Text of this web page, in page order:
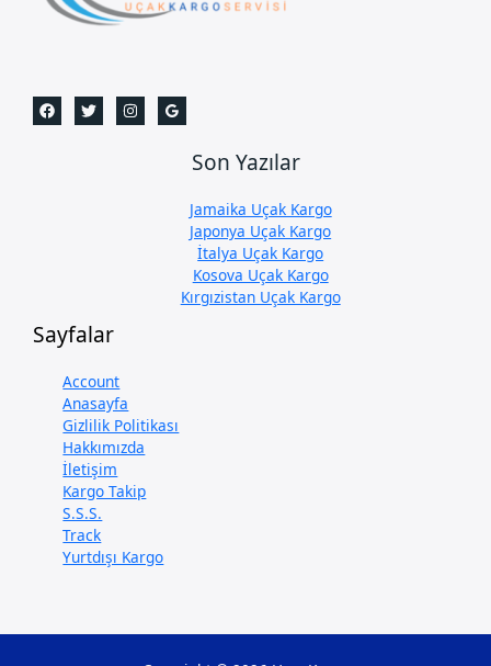
Son Yazılar
Jamaika Uçak Kargo
Japonya Uçak Kargo
İtalya Uçak Kargo
Kosova Uçak Kargo
Kırgızistan Uçak Kargo
Sayfalar
Account
Anasayfa
Gizlilik Politikası
Hakkımızda
İletişim
Kargo Takip
S.S.S.
Track
Yurtdışı Kargo